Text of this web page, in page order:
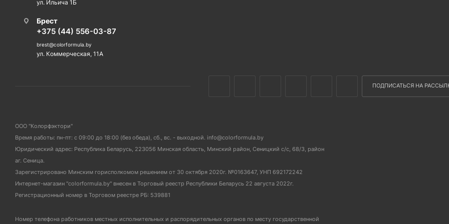
ул. Ильича 1Б
Брест
+375 (44) 556-03-87
brest@colorformula.by
ул. Коммерческая, 11А
ПОДПИСАТЬСЯ НА
ООО "Колорфэктори"
Время работы: пн-пт: с 09:00 до 18:00 (без обеда), сб., вс. - выходной. info@colorformula.by
Юридический адрес: Республика Беларусь, 223056 Минская область, Минский район, Сеницкий с/с, 68/3, район
аг. Сеница.
Зарегистрировано Минским горисполкомом решением от 30 октября 2020г. №0163647, УНП 692172242
Интернет-магазин "colorformula.by" внесен в Торговый реестр Республики Беларусь 22 августа 2022г.
Регистрационный номер в Торговом реестре РБ: 539881
Номер телефона работников местных исполнительных и распорядительных органов по месту государственной